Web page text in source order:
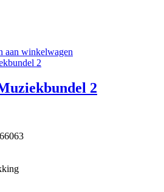
aan winkelwagen
2